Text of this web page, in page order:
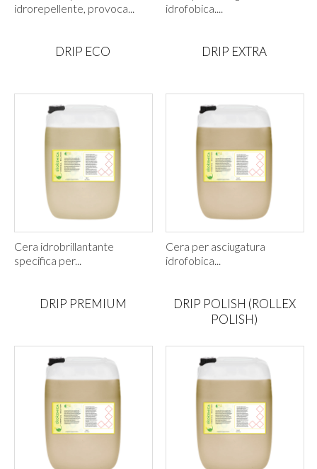
idrorepellente, provoca...
idrofobica....
DRIP ECO
Cera idrobrillantante
specifica per...
DRIP EXTRA
Cera per asciugatura
idrofobica...
DRIP PREMIUM
DRIP POLISH (ROLLEX
POLISH)